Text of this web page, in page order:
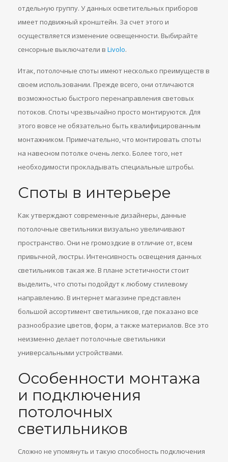
отдельную группу. У данных осветительных приборов
имеет подвижный кронштейн. За счет этого и
осуществляется изменение освещенности. Выбирайте
сенсорные выключатели в Livolo.
Итак, потолочные споты имеют несколько преимуществ в
своем использовании. Прежде всего, они отличаются
возможностью быстрого перенаправления световых
потоков. Споты чрезвычайно просто монтируются. Для
этого вовсе не обязательно быть квалифицированным
монтажником. Примечательно, что монтировать споты
на навесном потолке очень легко. Более того, нет
необходимости прокладывать специальные штробы.
Споты в интерьере
Как утверждают современные дизайнеры, данные
потолочные светильники визуально увеличивают
пространство. Они не громоздкие в отличие от, всем
привычной, люстры. Интенсивность освещения данных
светильников такая же. В плане эстетичности стоит
выделить, что споты подойдут к любому стилевому
направлению. В интернет магазине представлен
большой ассортимент светильников, где показано все
разнообразие цветов, форм, а также материалов. Все это
неизменно делает потолочные светильники
универсальными устройствами.
Особенности монтажа
и подключения
потолочных
светильников
Сложно не упомянуть и такую способность подключения